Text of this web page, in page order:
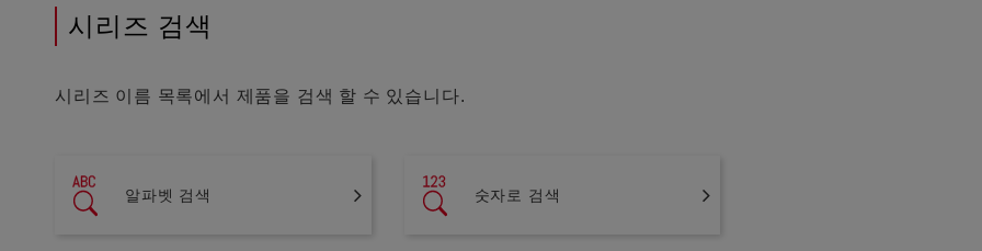
시리즈 검색
시리즈 이름 목록에서 제품을 검색 할 수 있습니다.
알파벳 검색 숫자로 검색